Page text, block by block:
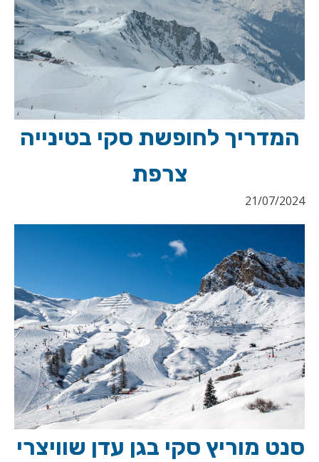
המדריך לחופשת סקי בטינייה
צרפת
21/07/2024
סנט מוריץ סקי בגן עדן שוויצרי